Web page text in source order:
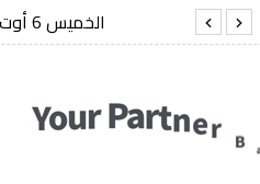
الفريق أول شنقريحة يؤكد
الخميس 6 أوت 2026 08:34:45